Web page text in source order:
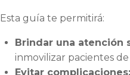
Esta guía te permitirá:
Brindar una atención
inmovilizar pacientes
Evitar complicaciones: